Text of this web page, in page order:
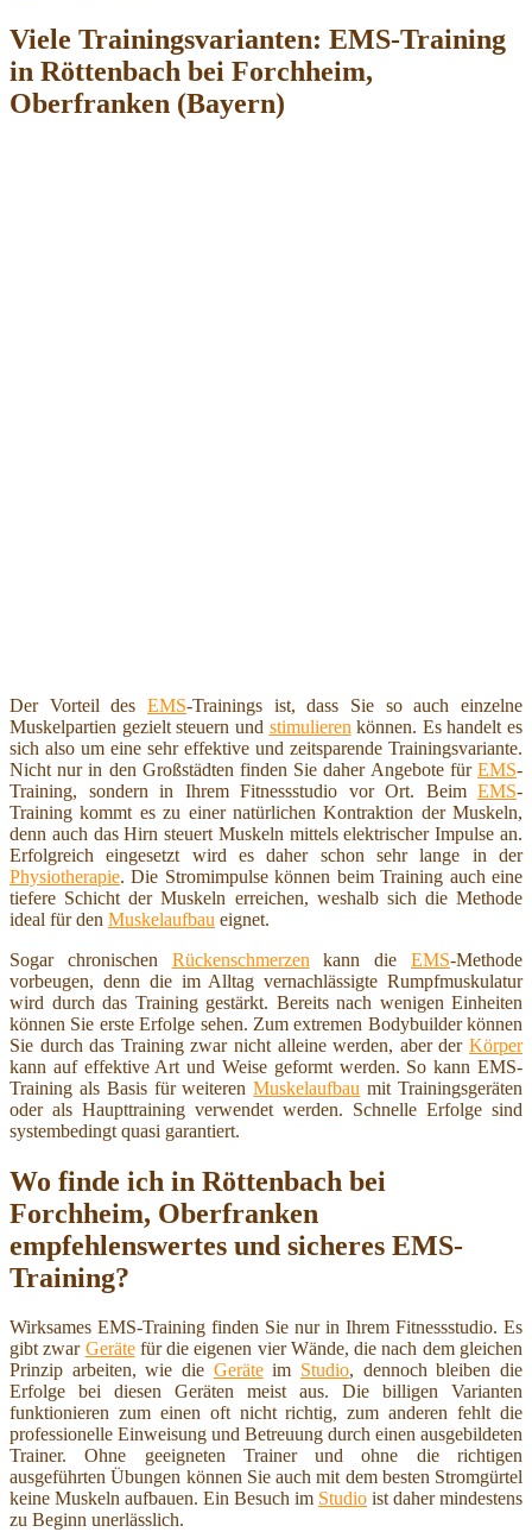
Viele Trainingsvarianten: EMS-Training
in Röttenbach bei Forchheim,
Oberfranken (Bayern)
Der Vorteil des EMS-Trainings ist, dass Sie so auch einzelne
Muskelpartien gezielt steuern und stimulieren können. Es handelt es
sich also um eine sehr effektive und zeitsparende Trainingsvariante.
Nicht nur in den Großstädten finden Sie daher Angebote für EMS-
Training, sondern in Ihrem Fitnessstudio vor Ort. Beim EMS-
Training kommt es zu einer natürlichen Kontraktion der Muskeln,
denn auch das Hirn steuert Muskeln mittels elektrischer Impulse an.
Erfolgreich eingesetzt wird es daher schon sehr lange in der
Physiotherapie. Die Stromimpulse können beim Training auch eine
tiefere Schicht der Muskeln erreichen, weshalb sich die Methode
ideal für den Muskelaufbau eignet.
Sogar chronischen Rückenschmerzen kann dieEMS-Methode
vorbeugen, denn die im Alltag vernachlässigte Rumpfmuskulatur
wird durch das Training gestärkt. Bereits nach wenigen Einheiten
können Sie erste Erfolge sehen. Zum extremen Bodybuilder können
Sie durch das Training zwar nicht alleine werden, aber der Körper
kann auf effektive Art und Weise geformt werden. So kann EMS-
Training als Basis für weiterenMuskelaufbau mit Trainingsgeräten
oder als Haupttraining verwendet werden. Schnelle Erfolge sind
systembedingt quasi garantiert.
Wo finde ich in Röttenbach bei
Forchheim, Oberfranken
empfehlenswertes und sicheres EMS-
Training?
Wirksames EMS-Training finden Sie nur in Ihrem Fitnessstudio. Es
gibt zwar Gerätefür die eigenen vier Wände, die nach dem gleichen
Prinzip arbeiten, wie die Geräteim Studio, dennoch bleiben die
Erfolge bei diesen Geräten meist aus. Die billigen Varianten
funktionieren zum einen oft nicht richtig, zum anderen fehlt die
professionelle Einweisung und Betreuung durch einen ausgebildeten
Trainer. Ohne geeigneten Trainer und ohne die richtigen
ausgeführten Übungen können Sie auch mit dem besten Stromgürtel
keine Muskeln aufbauen. Ein Besuch im Studio ist daher mindestens
zu Beginn unerlässlich.